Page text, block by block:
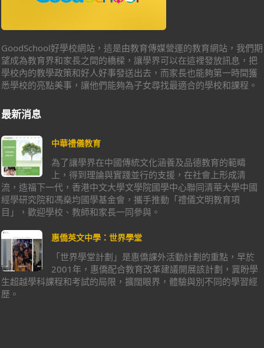
GoodSchool好學校網站，這是由教育傳媒營運的教育網站，我們期
望成為教育界和家長之間的橋樑，讓學界可以在這裡發放訊息，把
學校內的教學政策和好人好事發送出去，而家長也能夠第一時間獲
悉學校的亮點美事，讓他們能夠為子女尋找最適合的學校和課程。
最新消息
中華禮儀教育
為了讓學界在中國傳統文化涵養及品德教育的範疇
上，得到理論與實踐並行的支援，在社會上形成清
流，造福下一代，香港中文大學文學院國學中心聯同清華大學中國
經學研究院和馮燊均國學基金會，攜手推動「禮儀文明教育項
目」，歡迎學校、教師和家長一同參與。
惠僑英文中學：世界學堂
「世界學堂計劃」是惠僑課外活動計劃的重點，早於
2001年，惠僑配合教育改革建議開展該計劃，冀盼學
生超越學科課程和考試的局限，擴闊眼界，體驗與別不同的學習經
歷。